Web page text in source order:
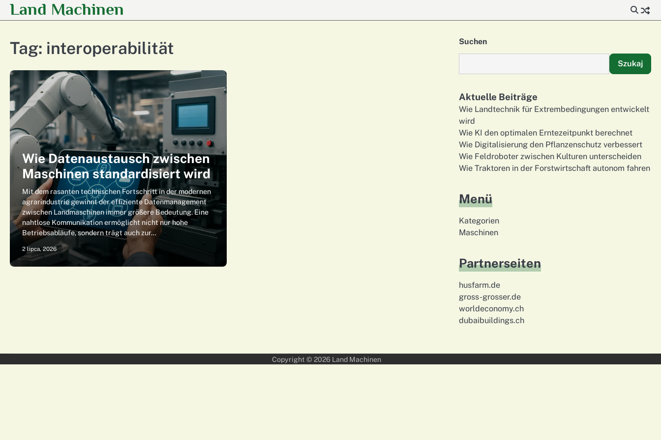
SkipLand Machinen
Tag: interoperabilität
Wie Datenaustausch zwischen
Maschinen standardisiert wird
Mit dem rasanten technischen Fortschritt in der modernen
agrarindustrie gewinnt der effiziente Datenmanagement
zwischen Landmaschinen immer größere Bedeutung. Eine
nahtlose Kommunikation ermöglicht nicht nur hohe
Betriebsabläufe, sondern trägt auch zur…
2 lipca, 2026
Suchen
Szukaj
Aktuelle Beiträge
Wie Landtechnik für Extrembedingungen entwickelt
wird
Wie KI den optimalen Erntezeitpunkt berechnet
Wie Digitalisierung den Pflanzenschutz verbessert
Wie Feldroboter zwischen Kulturen unterscheiden
Wie Traktoren in der Forstwirtschaft autonom fahren
Menü
Kategorien
Maschinen
Partnerseiten
husfarm.de
gross-grosser.de
worldeconomy.ch
dubaibuildings.ch
Copyright © 2026 Land Machinen